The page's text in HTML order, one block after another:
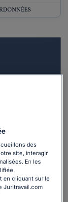
avec un
des
site, interagir
En les
en cliquant sur le
Juritravail.com